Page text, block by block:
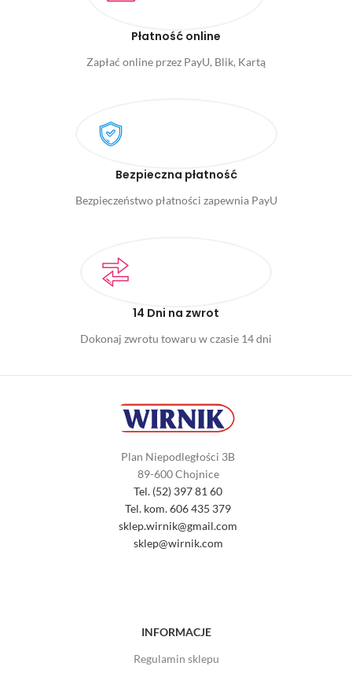
Płatność online
Zapłać online przez PayU, Blik, Kartą
Bezpieczna płatność
Bezpieczeństwo płatności zapewnia PayU
14 Dni na zwrot
Dokonaj zwrotu towaru w czasie 14 dni
Plan Niepodległości 3B
89-600 Chojnice
Tel. (52) 397 81 60
Tel. kom. 606 435 379
sklep.wirnik@gmail.com
sklep@wirnik.com
INFORMACJE
Regulamin sklepu